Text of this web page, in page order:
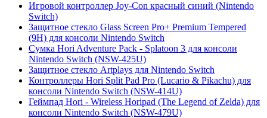
Игровой контроллер Joy-Con красный синий (Nintendo
Switch)
Защитное стекло Glass Screen Pro+ Premium Tempered
(9H) для консоли Nintendo Switch
Сумка Hori Adventure Pack - Splatoon 3 для консоли
Nintendo Switch (NSW-425U)
Защитное стекло Artplays для Nintendo Switch
Контроллеры Hori Split Pad Pro (Lucario & Pikachu) для
консоли Nintendo Switch (NSW-414U)
Геймпад Hori - Wireless Horipad (The Legend of Zelda) для
консоли Nintendo Switch (NSW-479U)